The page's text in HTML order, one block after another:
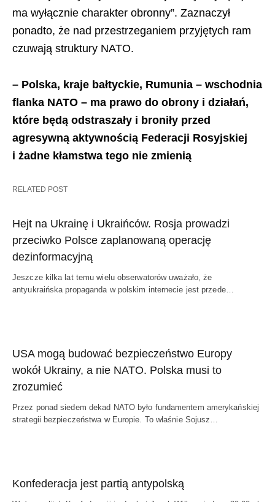
ma wyłącznie charakter obronny”. Zaznaczył
ponadto, że nad przestrzeganiem przyjętych ram
czuwają struktury NATO.
– Polska, kraje bałtyckie, Rumunia – wschodnia
flanka NATO – ma prawo do obrony i działań,
które będą odstraszały i broniły przed
agresywną aktywnością Federacji Rosyjskiej
i żadne kłamstwa tego nie zmienią
RELATED POST
Hejt na Ukrainę i Ukraińców. Rosja prowadzi
przeciwko Polsce zaplanowaną operację
dezinformacyjną
Jeszcze kilka lat temu wielu obserwatorów uważało, że
antyukraińska propaganda w polskim internecie jest przede…
USA mogą budować bezpieczeństwo Europy
wokół Ukrainy, a nie NATO. Polska musi to
zrozumieć
Przez ponad siedem dekad NATO było fundamentem amerykańskiej
strategii bezpieczeństwa w Europie. To właśnie Sojusz…
Konfederacja jest partią antypolską